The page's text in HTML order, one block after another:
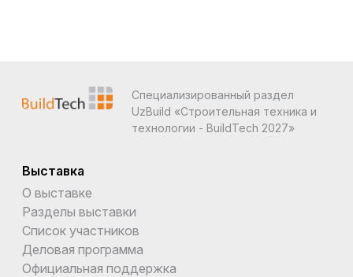
Специализированный раздел
UzBuild «Строительная техника и
технологии - BuildTech 2027»
Выставка
О выставке
Разделы выставки
Список участников
Деловая программа
Официальная поддержка